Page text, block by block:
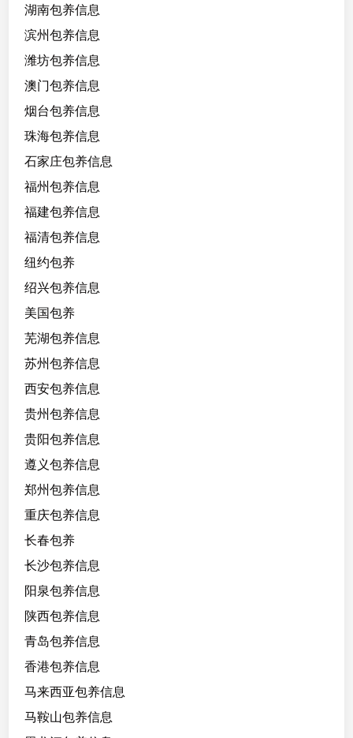
湖南包养信息
滨州包养信息
潍坊包养信息
澳门包养信息
烟台包养信息
珠海包养信息
石家庄包养信息
福州包养信息
福建包养信息
福清包养信息
纽约包养
绍兴包养信息
美国包养
芜湖包养信息
苏州包养信息
西安包养信息
贵州包养信息
贵阳包养信息
遵义包养信息
郑州包养信息
重庆包养信息
长春包养
长沙包养信息
阳泉包养信息
陕西包养信息
青岛包养信息
香港包养信息
马来西亚包养信息
马鞍山包养信息